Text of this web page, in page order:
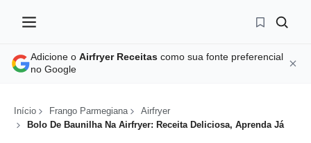
Adicione o Airfryer Receitas como sua fonte preferencial
no Google
Início Frango Parmegiana
Airfryer
Bolo De Baunilha Na Airfryer: Receita Deliciosa, Aprenda Já